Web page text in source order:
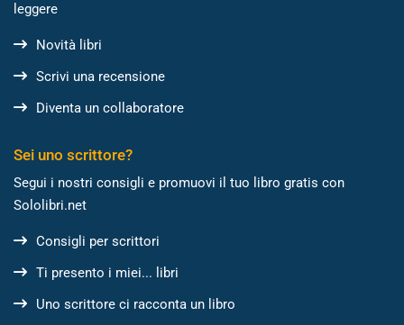
leggere
Novità libri
Scrivi una recensione
Diventa un collaboratore
Sei uno scrittore?
Segui i nostri consigli e promuovi il tuo libro gratis con
Sololibri.net
Consigli per scrittori
Ti presento i miei... libri
Uno scrittore ci racconta un libro